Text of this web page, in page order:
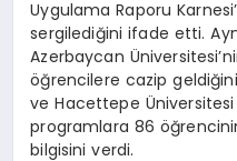
Uygulama Raporu
sergilediğini ifade etti.
Azerbaycan
öğrencilere cazip geldiğini
ve Hacettepe
programlara 86
bilgisini verdi.